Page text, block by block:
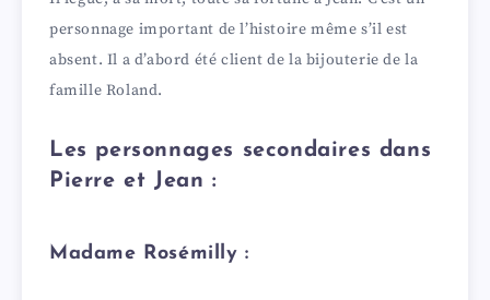
personnage important de l’histoire même s’il est
absent. Il a d’abord été client de la bijouterie de la
famille Roland.
Les personnages secondaires dans
Pierre et Jean :
Madame Rosémilly :